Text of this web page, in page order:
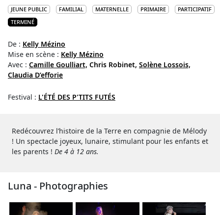
JEUNE PUBLIC FAMILIAL MATERNELLE PRIMAIRE
PARTICIPATIF
TERMINÉ
De : Kelly Mézino
Mise en scène : Kelly Mézino
Avec : Camille Goulliart, Chris Robinet, Solène Lossois,
Claudia D’efforie
Festival : L'ÉTÉ DES P'TITS FUTÉS
Redécouvrez l’histoire de la Terre en compagnie de Mélody
! Un spectacle joyeux, lunaire, stimulant pour les enfants et
les parents ! De 4 à 12 ans.
Luna - Photographies